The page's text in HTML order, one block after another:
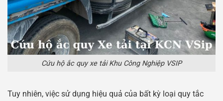
Cứu hộ ắc quy xe tải Khu Công Nghiệp VSIP
Tuy nhiên, việc sử dụng hiệu quả của bất kỳ loại quy tắc